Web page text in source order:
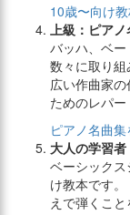
10歳〜向け
上級：ピア
バッハ、ベ
数々に取り
広い作曲家
ためのレパー
ピアノ名曲
大人の学習
ベーシック
け教本です
えで弾くこ